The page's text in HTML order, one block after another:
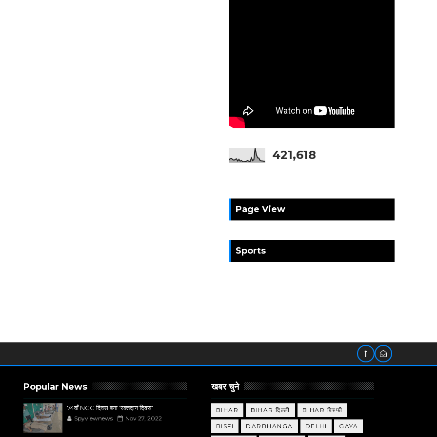
421,618
Page View
Sports
Popular News
74वाँ NCC दिवस बना 'रक्तदान दिवस'
Spyviewnews Nov 27, 2022
खबर चुने
BIHAR BIHAR दिल्ली BIHAR बिस्फी
BISFI DARBHANGA DELHI GAYA